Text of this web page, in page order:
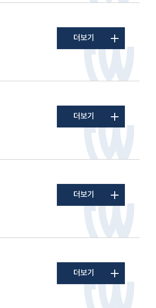
더보기
더보기
더보기
더보기